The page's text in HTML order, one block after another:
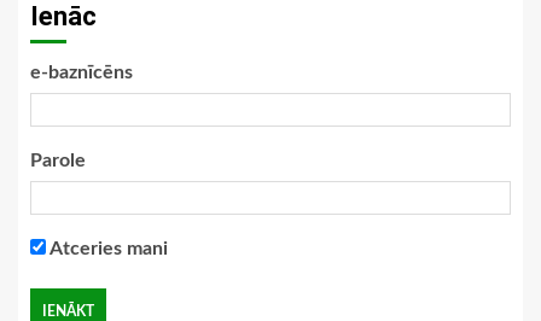
Ienāc
e-baznīcēns
Parole
Atceries mani